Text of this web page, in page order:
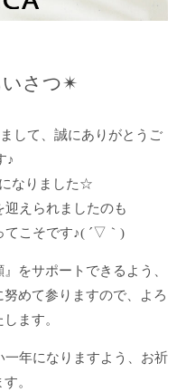
さつ✴︎
して、誠にありがとうご
♪
なりました☆
迎えられましたのも
てこそです♪( ´▽｀)
をサポートできるよう、
めて参りますので、よろ
ます。
一年になりますよう、お祈
。